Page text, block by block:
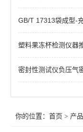
微生物入密封侵试验
包装胀破试验仪
玻璃瓶包装密封试验
GB/T 17313袋成型-
塑料果冻杯检测仪器
密封性测试仪负压气
你的位置：首页 > 产